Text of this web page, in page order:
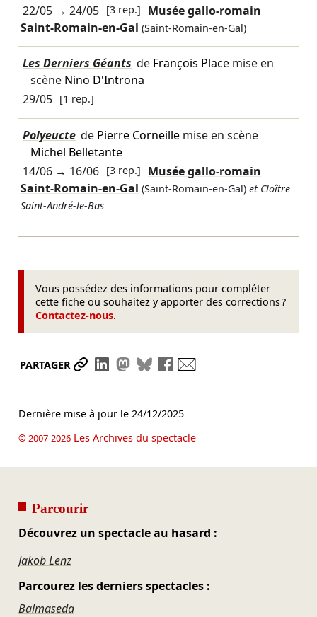
22/05→ 24/05 [3 rep.]
Musée gallo-romain
Saint-Romain-en-Gal (Saint-Romain-en-Gal)
Les Derniers Géants de François Placemise en
scène Nino D'Introna
29/05 [1 rep.]
Polyeucte de Pierre Corneillemise en scène
Michel Belletante
14/06→ 16/06 [3 rep.]
Musée gallo-romain
Saint-Romain-en-Gal (Saint-Romain-en-Gal) et Cloître
Saint-André-le-Bas
Vous possédez des informations pour compléter
cette fiche ou souhaitez y apporter des corrections ?
Contactez-nous.
PARTAGER Partager le lien
Partager sur LinkedIn
Partager sur Mastodon
Partager sur Bluesky
Partager sur Facebook
Dernière mise à jour le 24/12/2025
© 2007-2026Les Archives du spectacle
Parcourir
Découvrez un spectacle au hasard :
Jakob Lenz
Parcourez les derniers spectacles :
Balmaseda